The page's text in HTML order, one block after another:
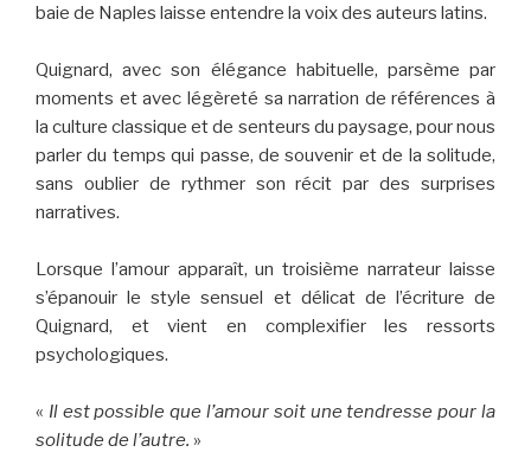
baie de Naples laisse entendre la voix des auteurs latins.
Quignard, avec son élégance habituelle, parsème par
moments et avec légèreté sa narration de références à
la culture classique et de senteurs du paysage, pour nous
parler du temps qui passe, de souvenir et de la solitude,
sans oublier de rythmer son récit par des surprises
narratives.
Lorsque l’amour apparaît, un troisième narrateur laisse
s’épanouir le style sensuel et délicat de l’écriture de
Quignard, et vient en complexifier les ressorts
psychologiques.
« Il est possible que l’amour soit une tendresse pour la
solitude de l’autre. »